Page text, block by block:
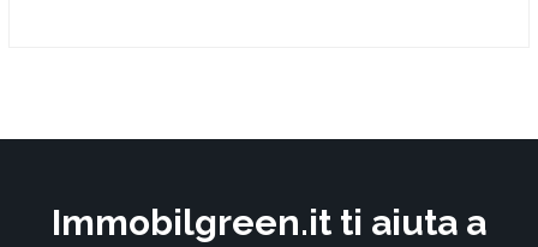
Immobilgreen.it ti aiuta a